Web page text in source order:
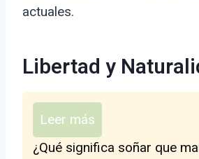
actuales.
Libertad y
Leer más
¿Qué significa soñar que